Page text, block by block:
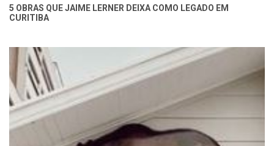
5 OBRAS QUE JAIME LERNER DEIXA COMO LEGADO EM
CURITIBA